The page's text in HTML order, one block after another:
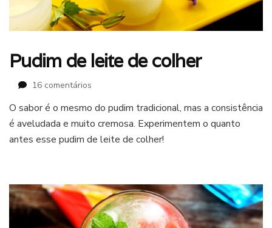
Pudim de leite de colher
16 comentários
de
leite
de
O sabor é o mesmo do pudim tradicional, mas a consistência
é aveludada e muito cremosa. Experimentem o quanto
antes esse pudim de leite de colher!